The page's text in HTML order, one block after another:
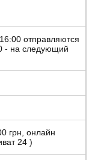
отправляются
- на следующий
грн, онлайн
24 )